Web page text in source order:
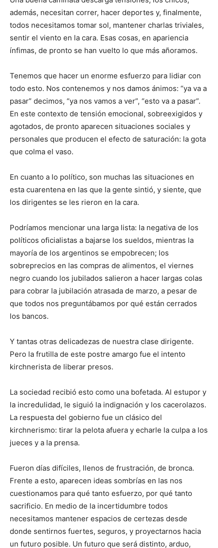
además, necesitan correr, hacer deportes y, finalmente,
todos necesitamos tomar sol, mantener charlas triviales,
sentir el viento en la cara. Esas cosas, en apariencia
ínfimas, de pronto se han vuelto lo que más añoramos.
Tenemos que hacer un enorme esfuerzo para lidiar con
todo esto. Nos contenemos y nos damos ánimos: “ya va a
pasar” decimos, “ya nos vamos a ver”, “esto va a pasar”.
En este contexto de tensión emocional, sobreexigidos y
agotados, de pronto aparecen situaciones sociales y
personales que producen el efecto de saturación: la gota
que colma el vaso.
En cuanto a lo político, son muchas las situaciones en
esta cuarentena en las que la gente sintió, y siente, que
los dirigentes se les rieron en la cara.
Podríamos mencionar una larga lista: la negativa de los
políticos oficialistas a bajarse los sueldos, mientras la
mayoría de los argentinos se empobrecen; los
sobreprecios en las compras de alimentos, el viernes
negro cuando los jubilados salieron a hacer largas colas
para cobrar la jubilación atrasada de marzo, a pesar de
que todos nos preguntábamos por qué están cerrados
los bancos.
Y tantas otras delicadezas de nuestra clase dirigente.
Pero la frutilla de este postre amargo fue el intento
kirchnerista de liberar presos.
La sociedad recibió esto como una bofetada. Al estupor y
la incredulidad, le siguió la indignación y los cacerolazos.
La respuesta del gobierno fue un clásico del
kirchnerismo: tirar la pelota afuera y echarle la culpa a los
jueces y a la prensa.
Fueron días difíciles, llenos de frustración, de bronca.
Frente a esto, aparecen ideas sombrías en las nos
cuestionamos para qué tanto esfuerzo, por qué tanto
sacrificio. En medio de la incertidumbre todos
necesitamos mantener espacios de certezas desde
donde sentirnos fuertes, seguros, y proyectarnos hacia
un futuro posible. Un futuro que será distinto, arduo,